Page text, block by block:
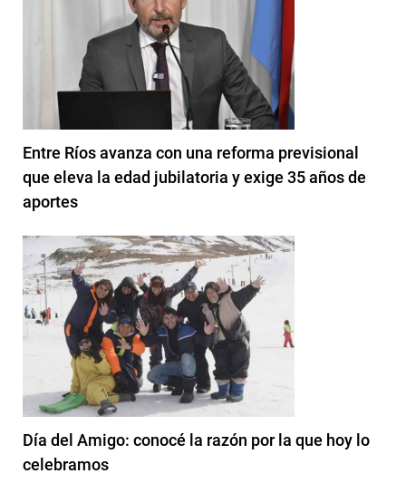
Entre Ríos avanza con una reforma previsional
que eleva la edad jubilatoria y exige 35 años de
aportes
Día del Amigo: conocé la razón por la que hoy lo
celebramos